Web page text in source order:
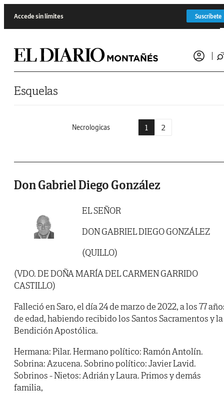
Accede sin límites Suscríbete
Esquelas
Necrologicas 1 2
Don Gabriel Diego González
EL SEÑOR
DON GABRIEL DIEGO GONZÁLEZ
(QUILLO)
(VDO. DE DOÑA MARÍA DEL CARMEN GARRIDO
CASTILLO)
Falleció en Saro, el día 24 de marzo de 2022, a los 77
de edad, habiendo recibido los Santos Sacramentos y la
Bendición Apostólica.
Hermana: Pilar. Hermano político: Ramón Antolín.
Sobrina: Azucena. Sobrino político: Javier Lavid.
Sobrinos - Nietos: Adrián y Laura. Primos y demás
familia,